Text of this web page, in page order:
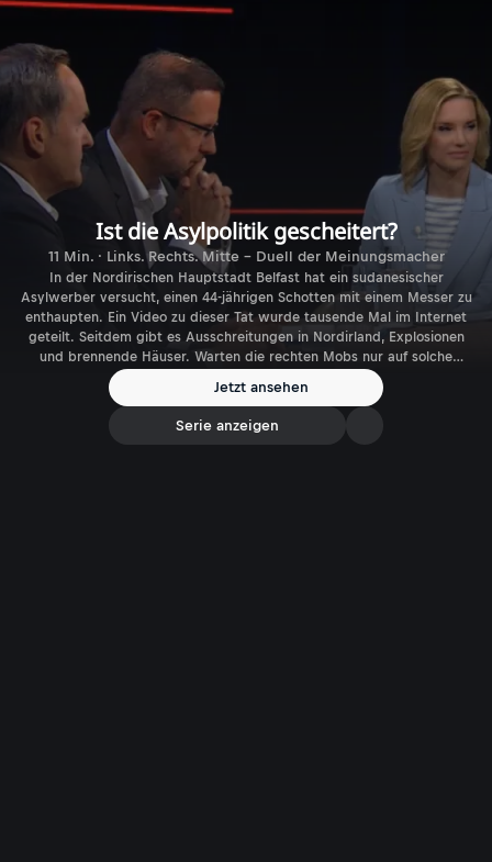
Ist die Asylpolitik gescheitert?
11 Min. · Links. Rechts. Mitte - Duell der Meinungsmacher
In der Nordirischen Hauptstadt Belfast hat ein sudanesischer
Asylwerber versucht, einen 44-jährigen Schotten mit einem Messer zu
enthaupten. Ein Video zu dieser Tat wurde tausende Mal im Internet
geteilt. Seitdem gibt es Ausschreitungen in Nordirland, Explosionen
und brennende Häuser. Warten die rechten Mobs nur auf solche
Jetzt ansehen
Serie anzeigen